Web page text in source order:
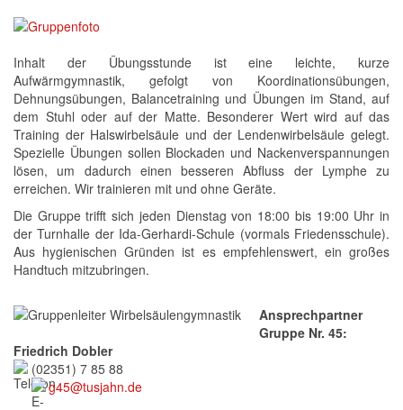
Inhalt der Übungsstunde ist eine leichte, kurze
Aufwärmgymnastik, gefolgt von Koordinationsübungen,
Dehnungsübungen, Balancetraining und Übungen im Stand, auf
dem Stuhl oder auf der Matte. Besonderer Wert wird auf das
Training der Halswirbelsäule und der Lendenwirbelsäule gelegt.
Spezielle Übungen sollen Blockaden und Nackenverspannungen
lösen, um dadurch einen besseren Abfluss der Lymphe zu
erreichen. Wir trainieren mit und ohne Geräte.
Die Gruppe trifft sich jeden Dienstag von 18:00 bis 19:00 Uhr in
der Turnhalle der Ida-Gerhardi-Schule (vormals Friedensschule).
Aus hygienischen Gründen ist es empfehlenswert, ein großes
Handtuch mitzubringen.
Ansprechpartner
Gruppe Nr. 45:
Friedrich Dobler
(02351) 7 85 88
g45@tusjahn.de